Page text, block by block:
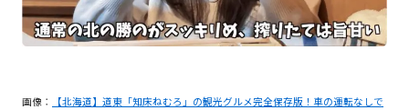
画像：
【北海道】道東「知床ねむろ」の観光グルメ完全保存版！車の運転なしで